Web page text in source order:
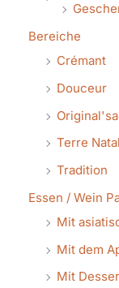
Bereiche
Crémant
Douceur
Terre
Tradition
Essen / Wein
Mit
Mit dem
Mit